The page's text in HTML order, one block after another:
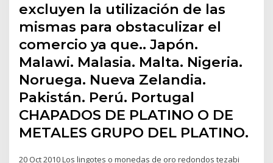
excluyen la utilización de las
mismas para obstaculizar el
comercio ya que.. Japón.
Malawi. Malasia. Malta. Nigeria.
Noruega. Nueva Zelandia.
Pakistán. Perú. Portugal
CHAPADOS DE PLATINO O DE
METALES GRUPO DEL PLATINO.
20 Oct 2010 Los lingotes o monedas de oro redondos tezabi